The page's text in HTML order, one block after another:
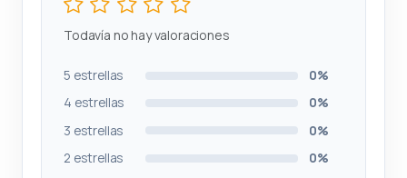
Todavía no hay valoraciones
5 estrellas
0%
4 estrellas
0%
3 estrellas
0%
2 estrellas
0%